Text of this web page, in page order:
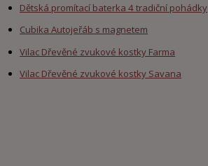
Dětská promítací baterka 4 tradiční pohádky
Cubika Autojeřáb s magnetem
Vilac Dřevěné zvukové kostky Farma
Vilac Dřevěné zvukové kostky Savana